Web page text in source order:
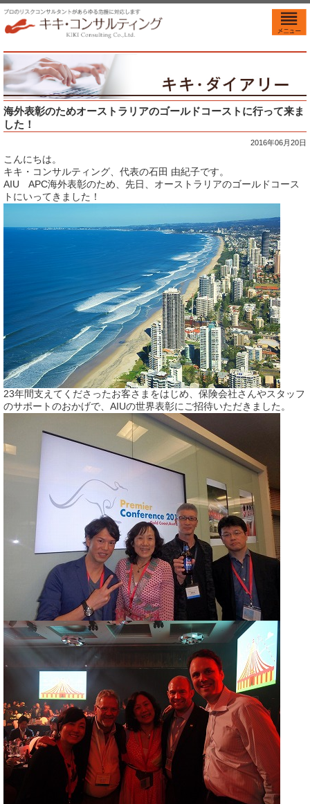
海外表彰のためオーストラリアのゴールドコーストに行って来ま
した！
2016年06月20日
こんにちは。
キキ・コンサルティング、代表の石田 由紀子です。
AIU APC海外表彰のため、先日、オーストラリアのゴールドコース
トにいってきました！
23年間支えてくださったお客さまをはじめ、保険会社さんやスタッフ
のサポートのおかげで、AIUの世界表彰にご招待いただきました。